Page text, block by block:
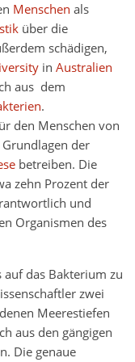
Menschen als
über die
schädigen,
in Australien
aus dem
.
den Menschen von
der
betreiben. Die
zehn Prozent der
und
Organismen des
das Bakterium zu
zwei
Meerestiefen
aus den gängigen
Die genaue